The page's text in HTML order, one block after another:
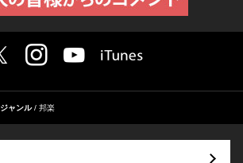
ジャンル 邦楽